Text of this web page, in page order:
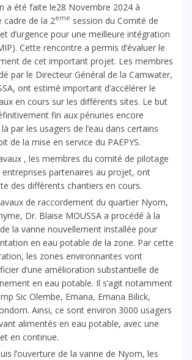
a été faite le28 Novembre 2024 à
cadre de la 2eme session du Comité de
d’urgence pour une meilleure intégration
Cette rencontre a permis d’évaluer le
de cet important projet. Les membres
par le Directeur Général de la Camwater,
ont estimé important d’accélérer le
en cours sur les différents sites. Le but
fin aux pénuries encore
par les usagers de l’eau dans certains
de la mise en service du PAEPYS.
, les membres du comité de pilotage
entreprises partenaires au projet, ont
des différents chantiers en cours.
de raccordement du quartier Nyom,
Dr. Blaise MOUSSA a procédé à la
la vanne nouvellement installée pour
en eau potable de la zone. Par cette
les zones environnantes vont
d’une amélioration substantielle de
en eau potable. Il s’agit notamment
Sic Olembe, Emana, Emana Bilick,
Ainsi, ce sont environ 3000 usagers
alimentés en eau potable, avec une
en continue.
l’ouverture de la vanne de Nyom, les